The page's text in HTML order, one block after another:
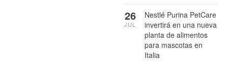
Nestlé Purina PetCare
invertirá en una nueva
planta de alimentos
para mascotas en
Italia
26
JUL